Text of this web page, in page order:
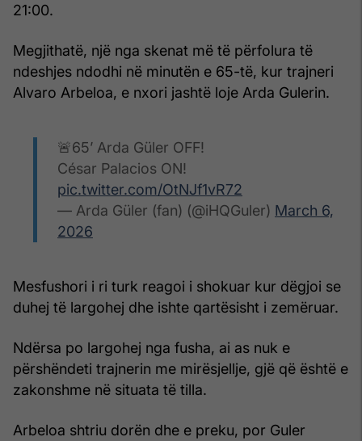
21:00.
Megjithatë, një nga skenat më të përfolura të
ndeshjes ndodhi në minutën e 65-të, kur trajneri
Alvaro Arbeloa, e nxori jashtë loje Arda Gulerin.
🚨65’ Arda Güler OFF!
César Palacios ON!
pic.twitter.com/OtNJf1vR72
— Arda Güler (fan) (@iHQGuler) March 6,
2026
Mesfushori i ri turk reagoi i shokuar kur dëgjoi se
duhej të largohej dhe ishte qartësisht i zemëruar.
Ndërsa po largohej nga fusha, ai as nuk e
përshëndeti trajnerin me mirësjellje, gjë që është e
zakonshme në situata të tilla.
Arbeloa shtriu dorën dhe e preku, por Guler